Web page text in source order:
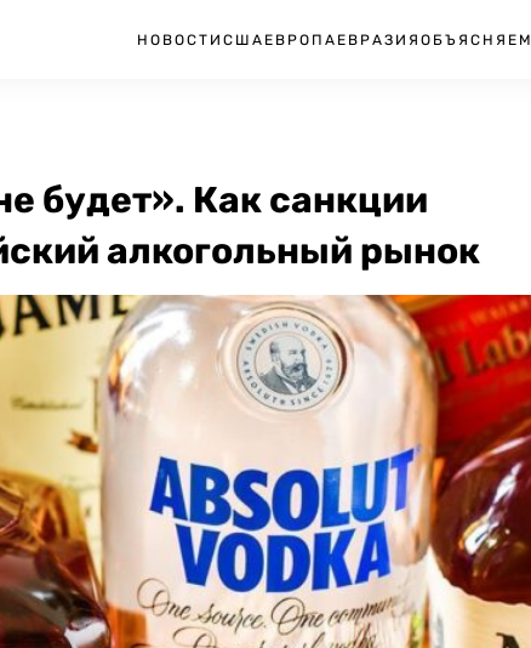
НОВОСТИ США ЕВРОПА ЕВРАЗИЯ ОБЪЯСНЯЕМ
будет». Как санкции
алкогольный рынок